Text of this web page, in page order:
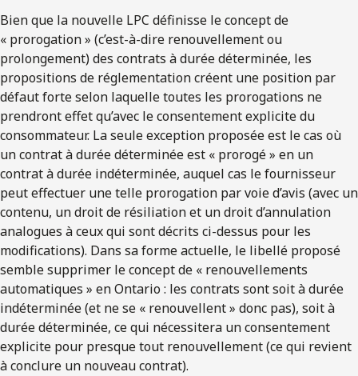
Bien que la nouvelle LPC définisse le concept de
« prorogation » (c’est-à-dire renouvellement ou
prolongement) des contrats à durée déterminée, les
propositions de réglementation créent une position par
défaut forte selon laquelle toutes les prorogations ne
prendront effet qu’avec le consentement explicite du
consommateur. La seule exception proposée est le cas où
un contrat à durée déterminée est « prorogé » en un
contrat à durée indéterminée, auquel cas le fournisseur
peut effectuer une telle prorogation par voie d’avis (avec un
contenu, un droit de résiliation et un droit d’annulation
analogues à ceux qui sont décrits ci-dessus pour les
modifications). Dans sa forme actuelle, le libellé proposé
semble supprimer le concept de « renouvellements
automatiques » en Ontario : les contrats sont soit à durée
indéterminée (et ne se « renouvellent » donc pas), soit à
durée déterminée, ce qui nécessitera un consentement
explicite pour presque tout renouvellement (ce qui revient
à conclure un nouveau contrat).